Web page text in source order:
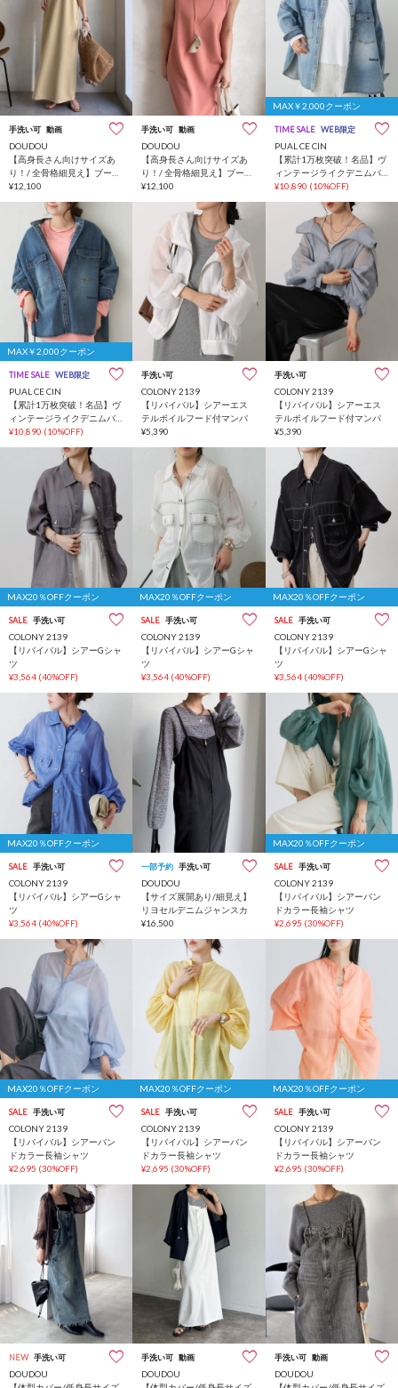
手洗い可 動画
DOUDOU
【高身長さん向けサイズあ
り！/ 全骨格細見え】ブーク
レーダンボールタンクワン
¥12,100
手洗い可 動画
DOUDOU
【高身長さん向けサイズあ
り！/ 全骨格細見え】ブーク
レーダンボールタンクワン
¥12,100
MAX￥2,000クーポン
TIME SALE WEB限定
PUAL CE CIN
【累計1万枚突破！名品】ヴ
ィンテージライクデニムバ
ンドカラーシャツ
¥10,890 (10%OFF)
MAX￥2,000クーポン
TIME SALE WEB限定
PUAL CE CIN
【累計1万枚突破！名品】ヴ
ィンテージライクデニムバ
ンドカラーシャツ
¥10,890 (10%OFF)
手洗い可
COLONY 2139
【リバイバル】シアーエス
テルボイルフード付マンパ
¥5,390
手洗い可
COLONY 2139
【リバイバル】シアーエス
テルボイルフード付マンパ
¥5,390
MAX20％OFFクーポン
SALE 手洗い可
COLONY 2139
【リバイバル】シアーGシャ
ツ
¥3,564 (40%OFF)
MAX20％OFFクーポン
SALE 手洗い可
COLONY 2139
【リバイバル】シアーGシャ
ツ
¥3,564 (40%OFF)
MAX20％OFFクーポン
SALE 手洗い可
COLONY 2139
【リバイバル】シアーGシャ
ツ
¥3,564 (40%OFF)
MAX20％OFFクーポン
SALE 手洗い可
COLONY 2139
【リバイバル】シアーGシャ
ツ
¥3,564 (40%OFF)
一部予約 手洗い可
DOUDOU
【サイズ展開あり/細見え】
リヨセルデニムジャンスカ
¥16,500
MAX20％OFFクーポン
SALE 手洗い可
COLONY 2139
【リバイバル】シアーバン
ドカラー長袖シャツ
¥2,695 (30%OFF)
MAX20％OFFクーポン
SALE 手洗い可
COLONY 2139
【リバイバル】シアーバン
ドカラー長袖シャツ
¥2,695 (30%OFF)
MAX20％OFFクーポン
SALE 手洗い可
COLONY 2139
【リバイバル】シアーバン
ドカラー長袖シャツ
¥2,695 (30%OFF)
MAX20％OFFクーポン
SALE 手洗い可
COLONY 2139
【リバイバル】シアーバン
ドカラー長袖シャツ
¥2,695 (30%OFF)
NEW 手洗い可
DOUDOU
手洗い可 動画
DOUDOU
手洗い可 動画
DOUDOU